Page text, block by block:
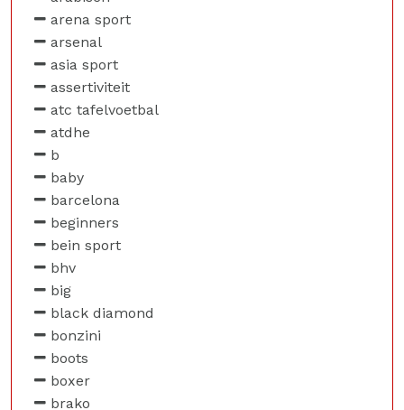
arena sport
arsenal
asia sport
assertiviteit
atc tafelvoetbal
atdhe
b
baby
barcelona
beginners
bein sport
bhv
big
black diamond
bonzini
boots
boxer
brako